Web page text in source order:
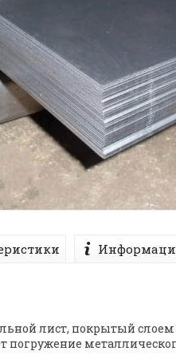
лист, покрытый